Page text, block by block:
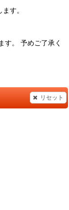
す。
す。 予めご了承く
リセット